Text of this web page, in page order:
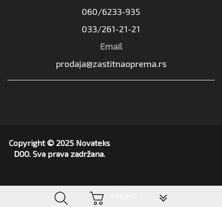
060/6233-935
033/261-21-21
Email
prodaja@zastitnaoprema.rs
Copyright © 2025 Novateks
DOO. Sva prava zadržana.
▼